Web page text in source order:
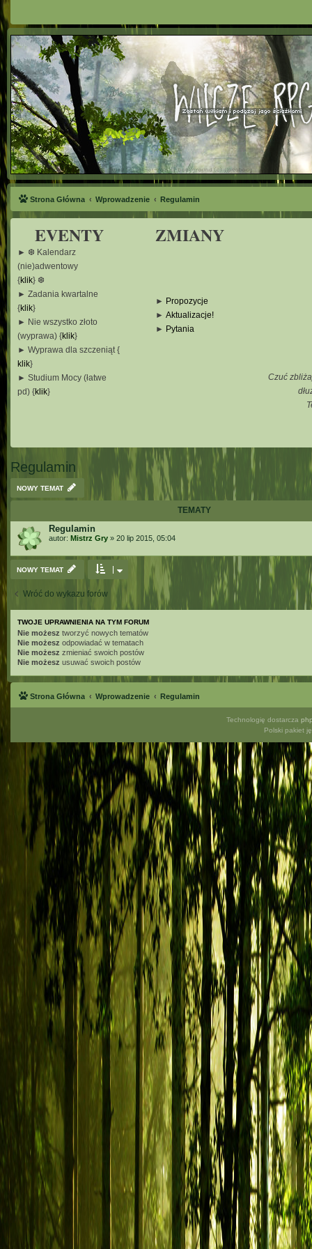
Strona Główna Wprowadzenie Regulamin
EVENTY ZMIANY
► ❆ Kalendarz
(nie)adwentowy
{klik} ❆
► Zadania kwartalne
{klik}
► Nie wszystko złoto
(wyprawa) {klik}
► Wyprawa dla szczeniąt {
klik}
► Studium Mocy (łatwe
pd) {klik}
► Propozycje
► Aktualizacje!
► Pytania
Czuć
Regulamin
NOWY TEMAT
TEMATY
Regulamin
autor: Mistrz Gry » 20 lip 2015, 05:04
NOWY TEMAT
Wróć do wykazu forów
TWOJE UPRAWNIENIA NA TYM FORUM
Nie możesz tworzyć nowych tematów
Nie możesz odpowiadać w tematach
Nie możesz zmieniać swoich postów
Nie możesz usuwać swoich postów
Strona Główna Wprowadzenie Regulamin
Technologię dostarcza
Polski pakiet